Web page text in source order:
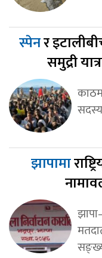
स्पेनर
समुद्री
सदस्य
झापामा